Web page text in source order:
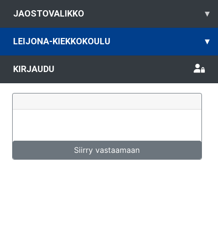
JAOSTOVALIKKO ▾
LEIJONA-KIEKKOKOULU ▾
KIRJAUDU